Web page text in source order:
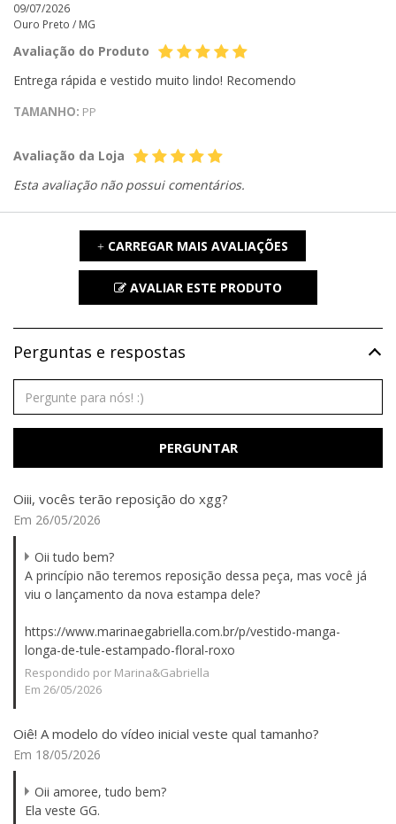
09/07/2026
Ouro Preto / MG
Avaliação do Produto
Entrega rápida e vestido muito lindo! Recomendo
TAMANHO: PP
Avaliação da Loja
Esta avaliação não possui comentários.
+ CARREGAR MAIS AVALIAÇÕES
AVALIAR ESTE PRODUTO
Perguntas e respostas
PERGUNTAR
Oiii, vocês terão reposição do xgg?
Em 26/05/2026
Oii tudo bem?
A princípio não teremos reposição dessa peça, mas você já
viu o lançamento da nova estampa dele?
https://www.marinaegabriella.com.br/p/vestido-manga-
longa-de-tule-estampado-floral-roxo
Respondido por Marina&Gabriella
Em 26/05/2026
Oiê! A modelo do vídeo inicial veste qual tamanho?
Em 18/05/2026
Oii amoree, tudo bem?
Ela veste GG.